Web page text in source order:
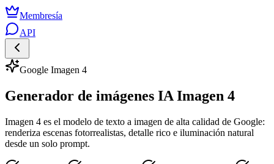
Membresía
API
Google Imagen 4
Generador de imágenes IA Imagen 4
Imagen 4 es el modelo de texto a imagen de alta calidad de Google:
renderiza escenas fotorrealistas, detalle rico e iluminación natural
desde un solo prompt.